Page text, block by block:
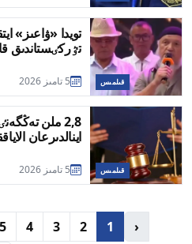
قىلمىس
تٷركٸستاندىق
5 تامىز 2026
قىلمىس
2,8 ملن
اينالدىرعان
5 تامىز 2026
‹
1
2
3
4
5